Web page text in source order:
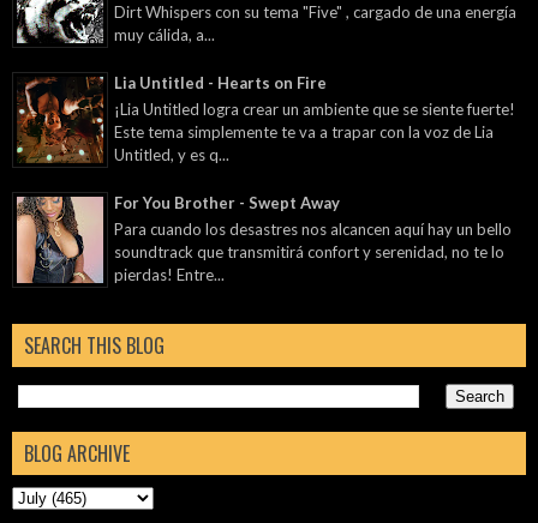
Dirt Whispers con su tema "Five" , cargado de una energía
muy cálida, a...
Lia Untitled - Hearts on Fire
¡Lia Untitled logra crear un ambiente que se siente fuerte!
Este tema simplemente te va a trapar con la voz de Lia
Untitled, y es q...
For You Brother - Swept Away
Para cuando los desastres nos alcancen aquí hay un bello
soundtrack que transmitirá confort y serenidad, no te lo
pierdas! Entre...
SEARCH THIS BLOG
BLOG ARCHIVE